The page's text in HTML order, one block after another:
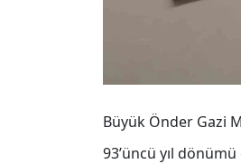
Büyük Önder Gazi
93’üncü yıl